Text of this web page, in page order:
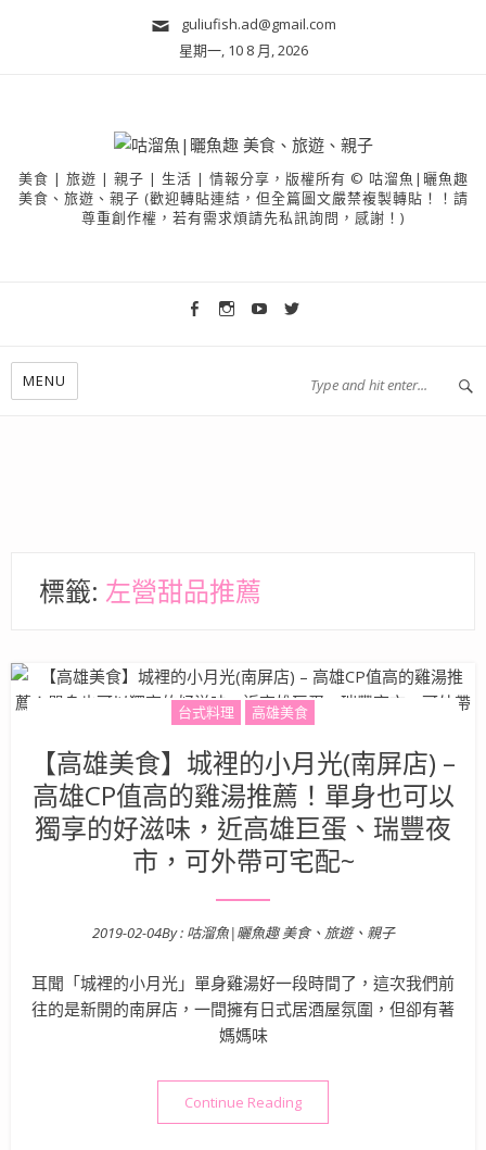
guliufish.ad@gmail.com
星期一, 10 8 月, 2026
美食 | 旅遊 | 親子 | 生活 | 情報分享，版權所有 © 咕溜魚|曬魚趣
美食、旅遊、親子 (歡迎轉貼連結，但全篇圖文嚴禁複製轉貼！！請
尊重創作權，若有需求煩請先私訊詢問，感謝！)
MENU
標籤: 左營甜品推薦
台式料理 高雄美食
【高雄美食】城裡的小月光(南屏店) –
高雄CP值高的雞湯推薦！單身也可以
獨享的好滋味，近高雄巨蛋、瑞豐夜
市，可外帶可宅配~
Posted on
2019-02-04By : 咕溜魚|曬魚趣 美食、旅遊、親子
耳聞「城裡的小月光」單身雞湯好一段時間了，這次我們前
往的是新開的南屏店，一間擁有日式居酒屋氛圍，但卻有著
媽媽味
Continue Reading“【高雄美食】城裡的小月光